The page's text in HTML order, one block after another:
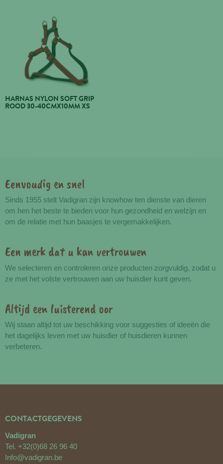
HARNAS NYLON SOFT GRIP
ROOD 30-40CMX10MM XS
Voordelen
Eenvoudig en snel
Sinds 1955 stelt Vadigran zijn knowhow ten dienste van dieren
om hen het beste te bieden voor hun gezondheid en welzijn en
om de relatie met hun baasjes te vergemakkelijken.
Een merk dat u kan vertrouwen
We selecteren en controleren onze producten zorgvuldig, zodat u
ze met het volste vertrouwen aan uw huisdier kunt geven.
Altijd een luisterend oor
Wij staan altijd tot uw beschikking voor suggesties of ideeën die
het dagelijks leven met uw huisdier of huisdieren kunnen
verbeteren.
CONTACTGEGEVENS
Vadigran
Tel. +32(0)68 26 96 40
Info@vadigran.be